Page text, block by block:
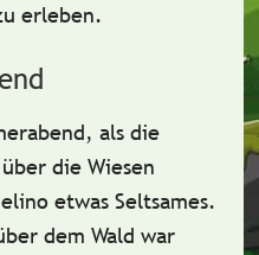
erleben.
als die
über die Wiesen
etwas Seltsames.
dem Wald war